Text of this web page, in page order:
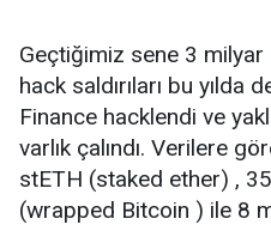
Geçtiğimiz sene 3
hack saldırıları bu
Finance hacklendi ve
varlık çalındı. Verilere
stETH (staked ether) ,
(wrapped Bitcoin ) ile 8